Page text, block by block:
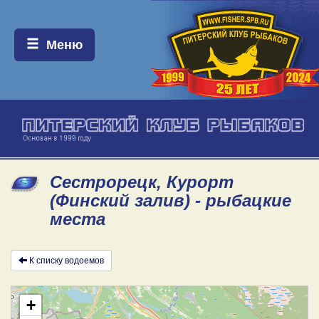
Меню:
Меню
Сестрорецк, Курорт
(Финский залив) - рыбацкие
места
К списку водоемов
+